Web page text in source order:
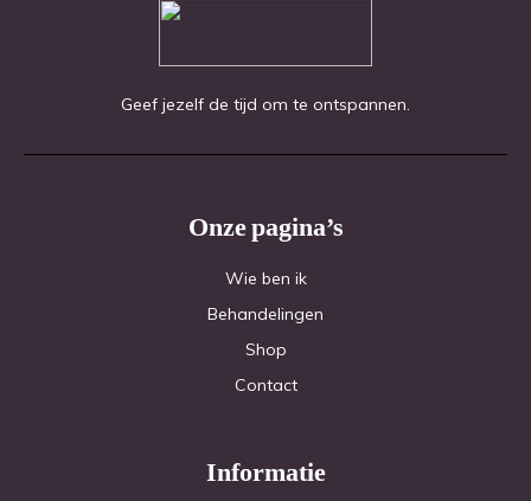
Geef jezelf de tijd om te ontspannen.
Onze pagina’s
Wie ben ik
Behandelingen
Shop
Contact
Informatie